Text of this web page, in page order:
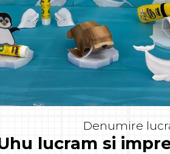
Denumire
lucram si